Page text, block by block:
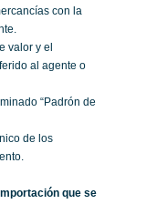
con la
valor y el
al agente o
“Padrón de
de los
que se